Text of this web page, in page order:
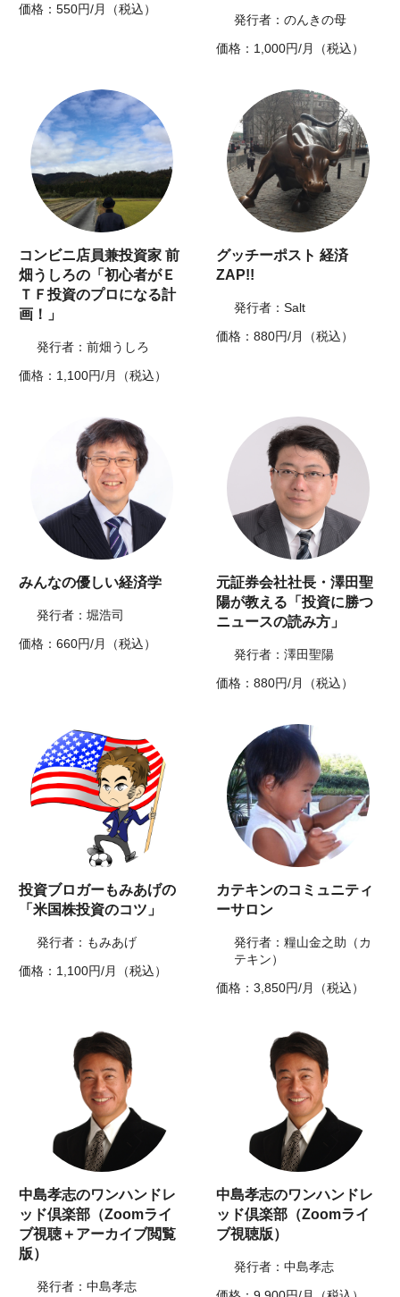
価格：550円/月（税込）
発行者：のんきの母
価格：1,000円/月（税込）
コンビニ店員兼投資家 前
畑うしろの「初心者がＥ
ＴＦ投資のプロになる計
画！」
発行者：前畑うしろ
価格：1,100円/月（税込）
グッチーポスト 経済
ZAP!!
発行者：Salt
価格：880円/月（税込）
みんなの優しい経済学
発行者：堀浩司
価格：660円/月（税込）
元証券会社社長・澤田聖
陽が教える「投資に勝つ
ニュースの読み方」
発行者：澤田聖陽
価格：880円/月（税込）
投資ブロガーもみあげの
「米国株投資のコツ」
発行者：もみあげ
価格：1,100円/月（税込）
カテキンのコミュニティ
ーサロン
発行者：糧山金之助（カ
テキン）
価格：3,850円/月（税込）
中島孝志のワンハンドレ
ッド倶楽部（Zoomライ
ブ視聴＋アーカイブ閲覧
版）
発行者：中島孝志
中島孝志のワンハンドレ
ッド倶楽部（Zoomライ
ブ視聴版）
発行者：中島孝志